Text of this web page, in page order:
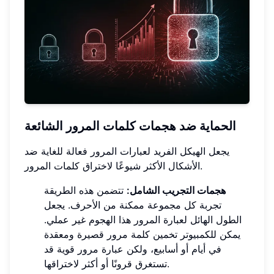
الحماية ضد هجمات كلمات المرور الشائعة
يجعل الهيكل الفريد لعبارات المرور فعالة للغاية ضد
الأشكال الأكثر شيوعًا لاختراق كلمات المرور.
هجمات التجريب الشامل: تتضمن هذه الطريقة
تجربة كل مجموعة ممكنة من الأحرف. يجعل
الطول الهائل لعبارة المرور هذا الهجوم غير عملي.
يمكن للكمبيوتر تخمين كلمة مرور قصيرة ومعقدة
في أيام أو أسابيع، ولكن عبارة مرور قوية قد
تستغرق قرونًا أو أكثر لاختراقها.